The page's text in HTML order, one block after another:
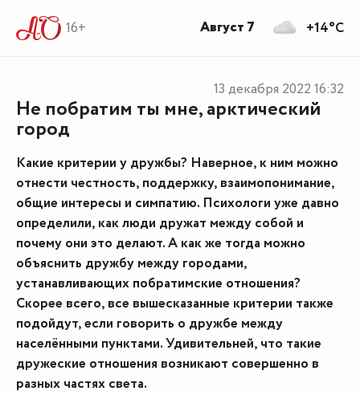
16+
Не побратим ты мне, арктический
город
13 декабря 2022 16:32
Какие критерии у дружбы? Наверное, к ним можно
отнести честность, поддержку, взаимопонимание,
общие интересы и симпатию. Психологи уже давно
определили, как люди дружат между собой и
почему они это делают. А как же тогда можно
объяснить дружбу между городами,
устанавливающих побратимские отношения?
Скорее всего, все вышесказанные критерии также
подойдут, если говорить о дружбе между
населёнными пунктами. Удивительней, что такие
дружеские отношения возникают совершенно в
разных частях света.
+14°C
Август 7